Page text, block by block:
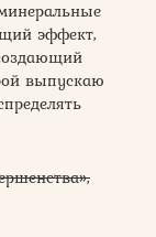
эффект,
выпускаю